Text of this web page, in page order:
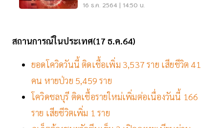
16 ธ.ค. 2564 | 14:50 น.
สถานการณ์ในประเทศ(17 ธ.ค.64)
ยอดโควิดวันนี้ ติดเชื้อเพิ่ม 3,537 ราย เสียชีวิต 41
คน หายป่วย 5,459 ราย
โควิดชลบุรี ติดเชื้อรายใหม่เพิ่มต่อเนื่องวันนี้ 166
ราย เสียชีวิตเพิ่ม 1 ราย